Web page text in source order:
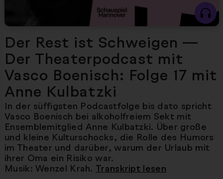
Der Rest ist Schweigen —
Der Theaterpodcast mit
Vasco Boenisch: Folge 17 mit
Anne Kulbatzki
In der süffigsten Podcastfolge bis dato spricht
Vasco Boenisch bei alkoholfreiem Sekt mit
Ensemblemitglied Anne Kulbatzki. Über große
und kleine Kulturschocks, die Rolle des Humors
im Theater und darüber, warum der Urlaub mit
ihrer Oma ein Risiko war.
Musik: Wenzel Krah. Transkript lesen